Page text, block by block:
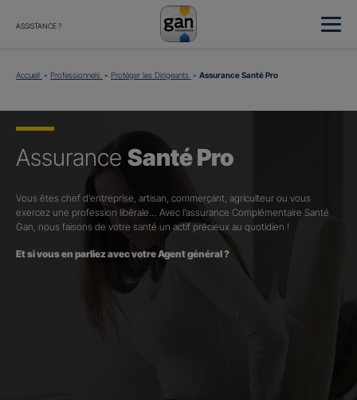
ASSISTANCE ?
Accueil Professionnels Protéger les Dirigeants Assurance Santé Pro
Assurance Santé Pro
Vous êtes chef d’entreprise, artisan, commerçant, agriculteur ou vous
exercez une profession libérale… Avec l’assurance Complémentaire Santé
Gan, nous faisons de votre santé un actif précieux au quotidien !
Et si vous en parliez avec votre Agent général ?